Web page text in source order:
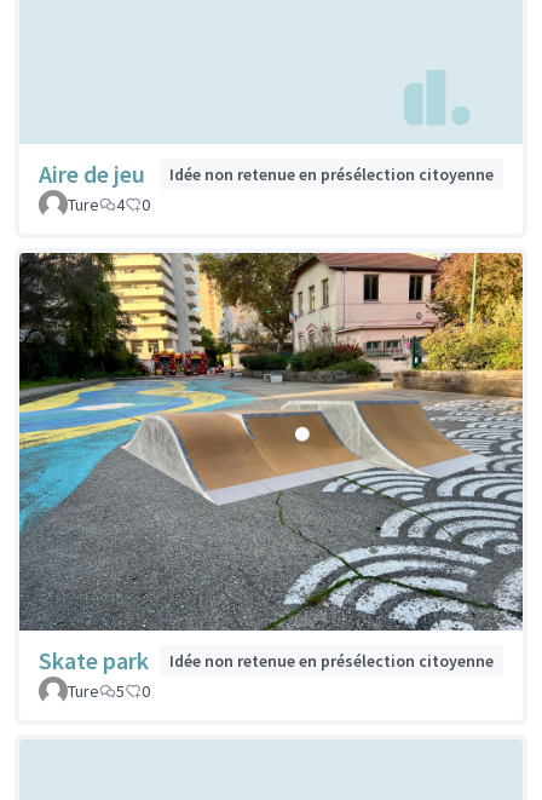
Aire de jeu
Idée non retenue en présélection citoyenne
Ture
4 0
Skate park
Idée non retenue en présélection citoyenne
Ture
5 0